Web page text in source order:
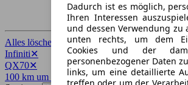
Dadurch ist es möglich,
Ihren Interessen
und dessen Verwendung zu
unten rechts, um dem
Cookies und der
personenbezogener Daten
links, um eine detaillierte
Alles löschen
Infiniti✕
QX70✕
100 km um 79098✕